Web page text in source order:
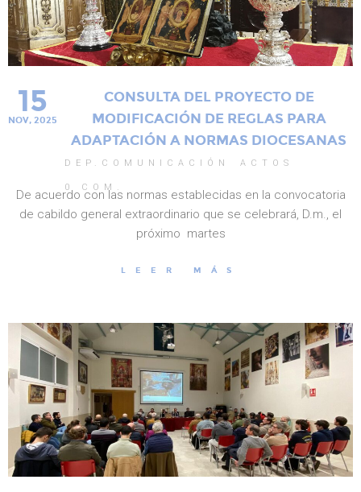
15
NOV, 2025
CONSULTA DEL PROYECTO DE
MODIFICACIÓN DE REGLAS PARA
ADAPTACIÓN A NORMAS DIOCESANAS
DEP.COMUNICACIÓN ACTOS
0 COM.
De acuerdo con las normas establecidas en la convocatoria
de cabildo general extraordinario que se celebrará, D.m., el
próximo martes
LEER MÁS